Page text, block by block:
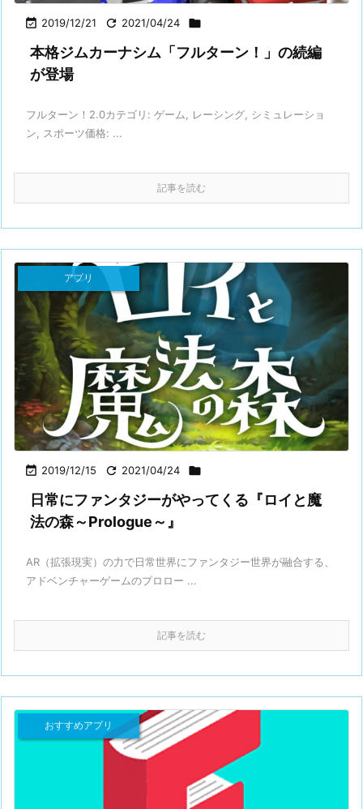
 2019/12/21  2021/04/24 
本格ジムカーナシム「フルターン！」の続編
が登場
フルターン！2.0カテゴリ: ゲーム, レーシング, シミュレーショ
ン, スポーツ価格: ...
記事を読む
 2019/12/15  2021/04/24 
アプリ
日常にファンタジーがやってくる『ロイと魔
法の森～Prologue～』
AR（拡張現実）の力で日常世界にファンタジー世界が融合する、
アドベンチャーゲームのプロロー ...
記事を読む
おすすめアプリ